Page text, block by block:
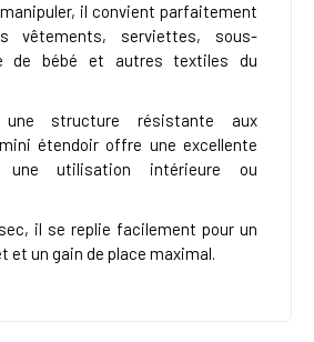
il convient parfaitement
vêtements, serviettes, sous-
de bébé et autres textiles du
une structure résistante aux
étendoir offre une excellente
une utilisation intérieure ou
il se replie facilement pour un
et un gain de place maximal.